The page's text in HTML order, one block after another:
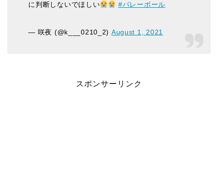
に判断しないでほしい
#バレーボール
— 咲夜 (@k___0210_2) August 1, 2021
スポンサーリンク